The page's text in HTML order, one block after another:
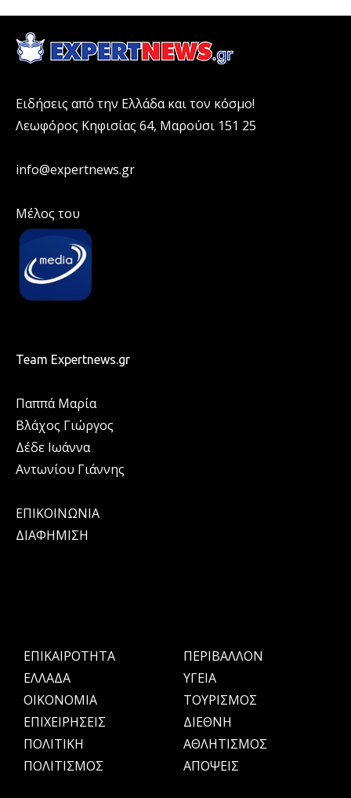
Ειδήσεις από την Ελλάδα και τον κόσμο!
Λεωφόρος Κηφισίας 64, Μαρούσι 151 25
info@expertnews.gr
Μέλος του
Team Expertnews.gr
Παππά Μαρία
Βλάχος Γιώργος
Δέδε Ιωάννα
Αντωνίου Γιάννης
ΕΠΙΚΟΙΝΩΝΙΑ
ΔΙΑΦΗΜΙΣΗ
ΕΠΙΚΑΙΡΟΤΗΤΑ
ΕΛΛΑΔΑ
OIKONOMIA
ΕΠΙΧΕΙΡΗΣΕΙΣ
ΠΟΛΙΤΙΚΗ
ΠΟΛΙΤΙΣΜΟΣ
ΠΕΡΙΒΑΛΛΟΝ
ΥΓΕΙΑ
ΤΟΥΡΙΣΜΟΣ
ΔΙΕΘΝΗ
ΑΘΛΗΤΙΣΜΟΣ
ΑΠΟΨΕΙΣ